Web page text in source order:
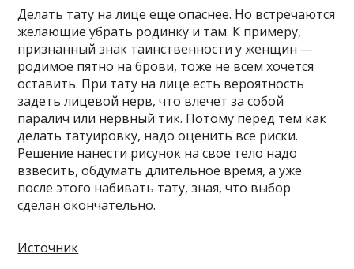
Делать тату на лице еще опаснее. Но встречаются
желающие убрать родинку и там. К примеру,
признанный знак таинственности у женщин —
родимое пятно на брови, тоже не всем хочется
оставить. При тату на лице есть вероятность
задеть лицевой нерв, что влечет за собой
паралич или нервный тик. Потому перед тем как
делать татуировку, надо оценить все риски.
Решение нанести рисунок на свое тело надо
взвесить, обдумать длительное время, а уже
после этого набивать тату, зная, что выбор
сделан окончательно.
Источник